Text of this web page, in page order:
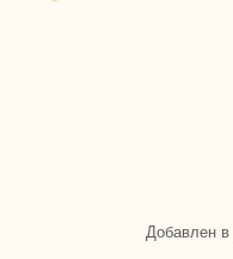
Добавлен в